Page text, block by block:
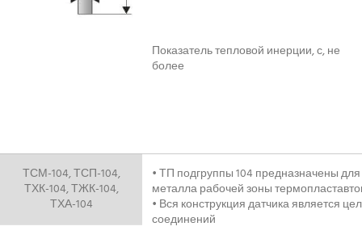
Показатель тепловой инерции, с, не
более
ТСМ-104, ТСП-104,
ТХК-104, ТЖК-104,
ТХА-104
• ТП подгруппы 104 предназначены
металла рабочей зоны
• Вся конструкция датчика является
соединений